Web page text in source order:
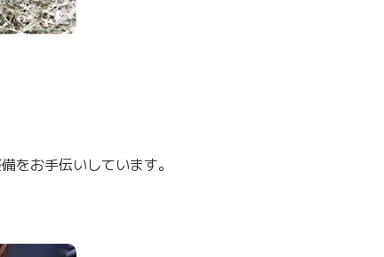
をお手伝いしています。